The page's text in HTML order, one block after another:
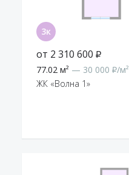
от 2 310 600 ₽
77.02 м² — 30 000 ₽/м²
ЖК «Волна 1»